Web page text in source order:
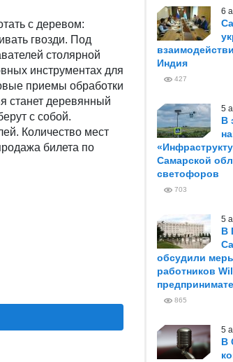
с деревом:
гвозди. Под
столярной
инструментах для
приемы обработки
станет деревянный
с собой.
Количество мест
билета по
6
Индия
427
5
В
Самарской
светофоров
703
5
В
обсудили
работников
865
5
В